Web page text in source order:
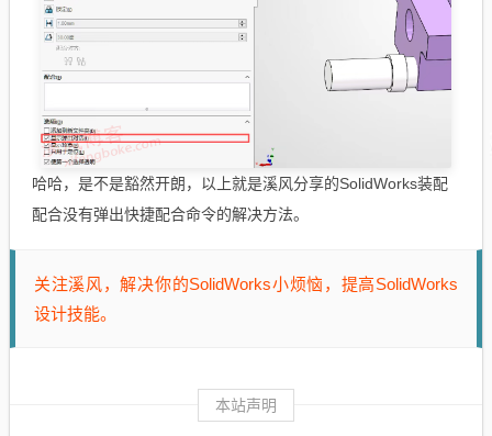
哈哈，是不是豁然开朗，以上就是溪风分享的SolidWorks装配
配合没有弹出快捷配合命令的解决方法。
关注溪风，解决你的SolidWorks小烦恼，提高SolidWorks
设计技能。
本站声明